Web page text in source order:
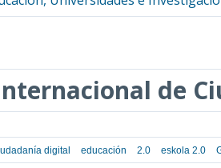
de
digital educación 2.0 eskola 2.0